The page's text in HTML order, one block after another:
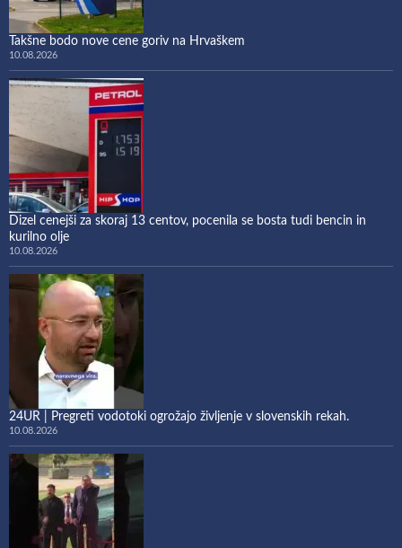
Takšne bodo nove cene goriv na Hrvaškem
10.08.2026
Dizel cenejši za skoraj 13 centov, pocenila se bosta tudi bencin in
kurilno olje
10.08.2026
24UR | Pregreti vodotoki ogrožajo življenje v slovenskih rekah.
10.08.2026